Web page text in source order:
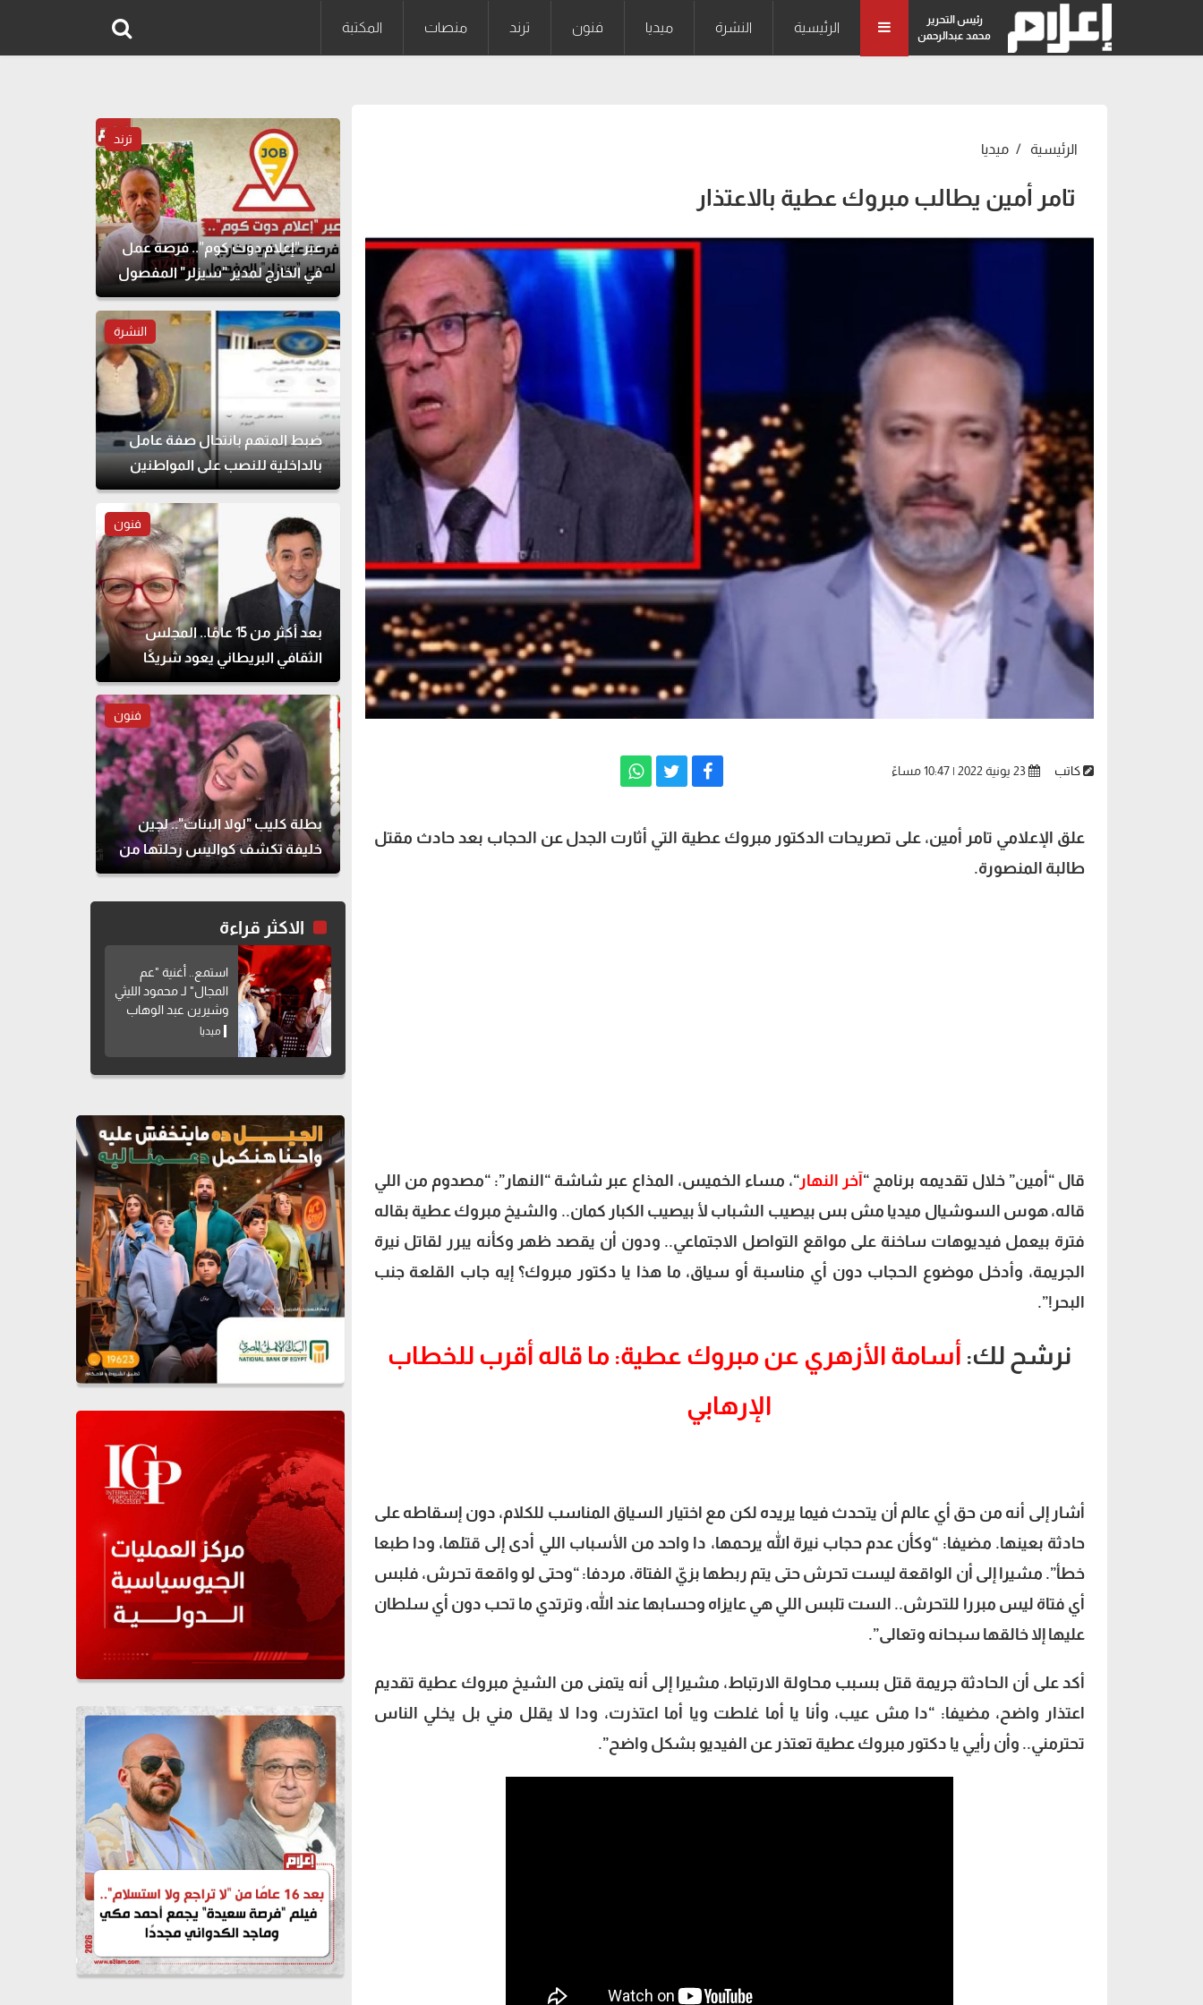
رئيس التحرير
محمد عبدالرحمن
الرئيسية النشرة ميديا فنون ترند منصات المكتبة
الرئيسية ميديا
تامر أمين يطالب مبروك عطية بالاعتذار
كاتب
علق الإعلامي تامر أمين، على تصريحات الدكتور مبروك عطية التي أثارت الجدل عن الحجاب بعد حادث مقتل
طالبة المنصورة.
قال “أمين” خلال تقديمه برنامج “آخر النهار “، مساء الخميس، المذاع عبر شاشة “النهار”: “مصدوم من اللي
قاله، هوس السوشيال ميديا مش بس بيصيب الشباب لأ بيصيب الكبار كمان.. والشيخ مبروك عطية بقاله
فترة بيعمل فيديوهات ساخنة على مواقع التواصل الاجتماعي.. ودون أن يقصد ظهر وكأنه يبرر لقاتل نيرة
الجريمة، وأدخل موضوع الحجاب دون أي مناسبة أو سياق، ما هذا يا دكتور مبروك؟ إيه جاب القلعة جنب
البحر!”.
نرشح لك: أسامة الأزهري عن مبروك عطية: ما قاله أقرب للخطاب
الإرهابي
أشار إلى أنه من حق أي عالم أن يتحدث فيما يريده لكن مع اختيار السياق المناسب للكلام، دون إسقاطه على
حادثة بعينها. مضيفا: “وكأن عدم حجاب نيرة الله يرحمها، دا واحد من الأسباب اللي أدى إلى قتلها، ودا طبعا
خطأ”. مشيرا إلى أن الواقعة ليست تحرش حتى يتم ربطها بزيّ الفتاة، مردفا: “وحتى لو واقعة تحرش، فلبس
أي فتاة ليس مبررا للتحرش.. الست تلبس اللي هي عايزاه وحسابها عند الله، وترتدي ما تحب دون أي سلطان
عليها إلا خالقها سبحانه وتعالى”.
أكد على أن الحادثة جريمة قتل بسبب محاولة الارتباط، مشيرا إلى أنه يتمنى من الشيخ مبروك عطية تقديم
اعتذار واضح، مضيفا: “دا مش عيب، وأنا يا أما غلطت ويا أما اعتذرت، ودا لا يقلل مني بل يخلي الناس
تحترمني.. وأن رأيي يا دكتور مبروك عطية تعتذر عن الفيديو بشكل واضح”.
ترند
عبر "إعلام دوت كوم".. فرصة عمل
في الخارج لمدير "سيزلر" المفصول
النشرة
ضبط المتهم بانتحال صفة عامل
بالداخلية للنصب على المواطنين
فنون
بعد أكثر من 15 عامًا.. المجلس
الثقافي البريطاني يعود شريكًا
لمهرجان القاهرة للمسرح التجريبي
فنون
بطلة كليب "لولا البنات".. لجين
خليفة تكشف كواليس رحلتها من
الطب للتمثيل
الاكثر قراءة
استمع.. أغنية "عم
المجال" لـ محمود الليثي
وشيرين عبد الوهاب
ميديا